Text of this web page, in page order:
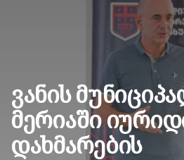
ვანის
მერიაში
დახმარების